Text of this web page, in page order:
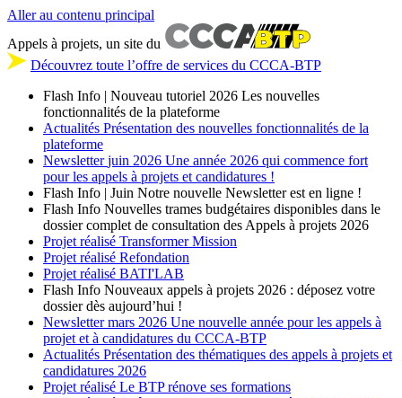
Aller au contenu principal
Appels à projets, un site du
Découvrez toute l’offre de services du CCCA-BTP
Flash Info | Nouveau tutoriel 2026 Les nouvelles
fonctionnalités de la plateforme
Actualités Présentation des nouvelles fonctionnalités de la
plateforme
Newsletter juin 2026 Une année 2026 qui commence fort
pour les appels à projets et candidatures !
Flash Info | Juin Notre nouvelle Newsletter est en ligne !
Flash Info Nouvelles trames budgétaires disponibles dans le
dossier complet de consultation des Appels à projets 2026
Projet réalisé Transformer Mission
Projet réalisé Refondation
Projet réalisé BATI'LAB
Flash Info Nouveaux appels à projets 2026 : déposez votre
dossier dès aujourd’hui !
Newsletter mars 2026 Une nouvelle année pour les appels à
projet et à candidatures du CCCA-BTP
Actualités Présentation des thématiques des appels à projets et
candidatures 2026
Projet réalisé Le BTP rénove ses formations